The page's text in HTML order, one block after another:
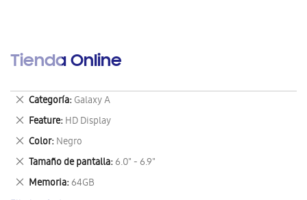
Tienda Online
Categoría Galaxy A
Eliminar
este
artículo
Feature HD Display
Eliminar
este
artículo
Color Negro
Eliminar
este
artículo
Tamaño de pantalla 6.0" - 6.9"
Eliminar
este
artículo
Memoria 64GB
Eliminar
este